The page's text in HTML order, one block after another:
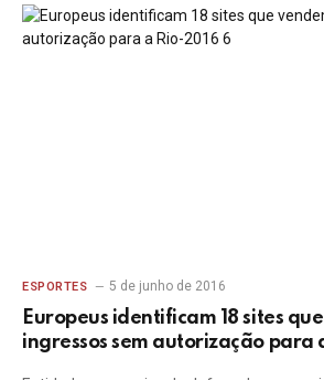
ESPORTES 5 de junho de 2016
Europeus identificam 18 sites
ingressos sem autorização para